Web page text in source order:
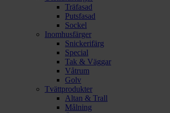
Träfasad
Putsfasad
Sockel
Inomhusfärger
Snickerifärg
Special
Tak & Väggar
Våtrum
Golv
Tvättprodukter
Altan & Trall
Målning